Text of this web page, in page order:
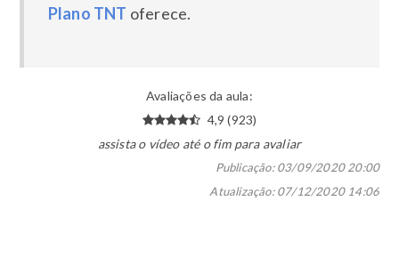
Plano TNT oferece.
Avaliações da aula:
4,9 (923)
assista o vídeo até o fim para avaliar
Publicação:03/09/2020 20:00
Atualização:07/12/2020 14:06